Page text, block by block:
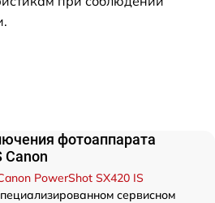
фотоаппарата
Canon
PowerShot SX420 IS
сервисном